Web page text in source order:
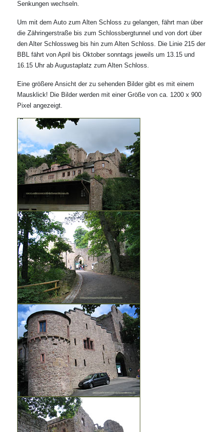
Senkungen wechseln.
Um mit dem Auto zum Alten Schloss zu gelangen, fährt man über
die Zähringerstraße bis zum Schlossbergtunnel und von dort über
den Alter Schlossweg bis hin zum Alten Schloss. Die Linie 215 der
BBL fährt von April bis Oktober sonntags jeweils um 13.15 und
16.15 Uhr ab Augustaplatz zum Alten Schloss.
Eine größere Ansicht der zu sehenden Bilder gibt es mit einem
Mausklick! Die Bilder werden mit einer Größe von ca. 1200 x 900
Pixel angezeigt.